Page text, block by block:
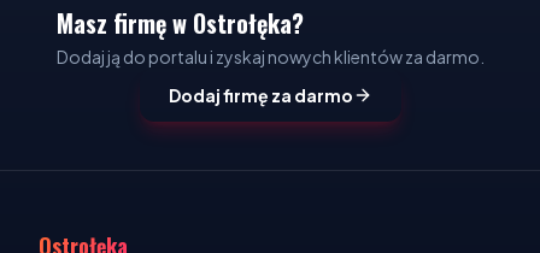
Masz firmę w Ostrołęka?
Dodaj ją do portalu i zyskaj nowych klientów za darmo.
Dodaj firmę za darmo
Ostrołęka